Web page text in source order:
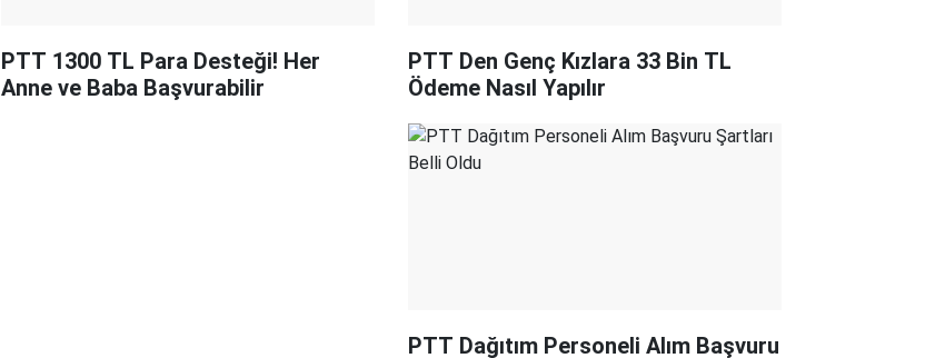
PTT 1300 TL Para Desteği! Her
Anne ve Baba Başvurabilir
PTT Den Genç Kızlara 33 Bin TL
Ödeme Nasıl Yapılır
PTT Dağıtım Personeli Alım Başvuru